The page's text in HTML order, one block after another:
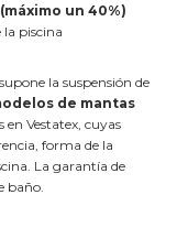
(máximo un 40%)
la piscina
la suspensión de
de mantas
en Vestatex, cuyas
forma de la
La garantía de
baño.